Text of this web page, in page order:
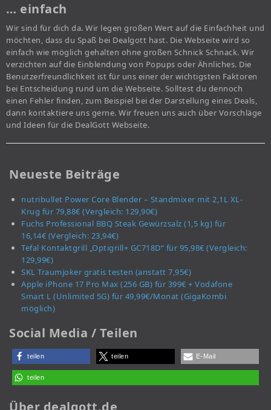
… einfach
Wir sind für dich da. Wir legen großen Wert auf die Einfachheit und
möchten, dass du Spaß bei Dealgott hast. Die Webseite wird so
einfach wie möglich gehalten ohne großen Schnick Schnack. Wir
verzichten auf die Einblendung von Popups oder Ähnliches. Die
Benutzerfreundlichkeit ist für uns einer der wichtigsten Faktoren
bei Entscheidung rund um die Webseite. Solltest du dennoch
einen Fehler finden, zum Beispiel bei der Darstellung eines Deals,
dann kontaktiere uns gerne. Wir freuen uns auch über Vorschläge
und Ideen für die DealGott Webseite.
Neueste Beiträge
nutribullet Power Core Blender – Standmixer mit 2,1L XL-
Krug für 79,88€ (Vergleich: 129,90€)
Fuchs Professional BBQ Steak Gewürzsalz (1,5 kg) für
16,14€ (Vergleich: 23,94€)
Tefal Kontaktgrill „Optigrill+ GC718D“ für 95,98€ (Vergleich:
129,99€)
SKL Traumjoker gratis testen (anstatt 7,95€)
Apple iPhone 17 Pro Max (256 GB) für 399€ + Vodafone
Smart L (Unlimited 5G) für 49,99€/Monat (GigaKombi
möglich)
Social Media / Teilen
teilen teilen E-Mail
teilen